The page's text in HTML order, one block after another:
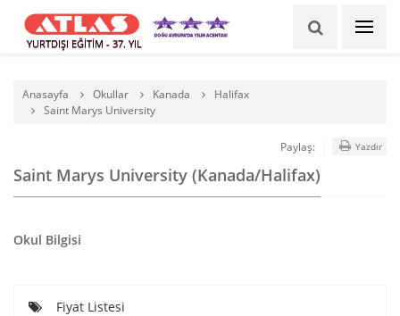
YURTDIŞI EĞİTİM - 37. YIL
Anasayfa Okullar Kanada
Halifax
Saint Marys University
Saint Marys University (Kanada/Halifax)
Paylaş: Yazdır
Okul Bilgisi
Fiyat Listesi